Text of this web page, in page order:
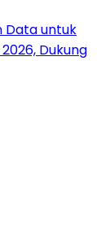
Data untuk
Dukung